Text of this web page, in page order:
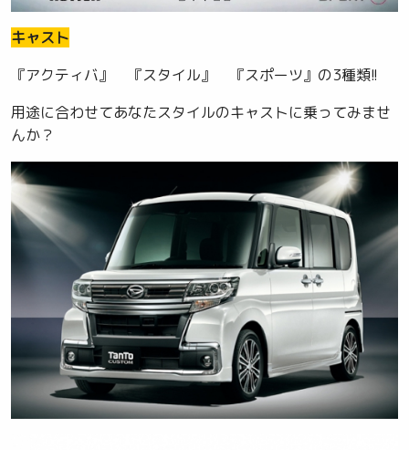
キャスト
『アクティバ』 『スタイル』 『スポーツ』の3種類!!
用途に合わせてあなたスタイルのキャストに乗ってみませ
んか？